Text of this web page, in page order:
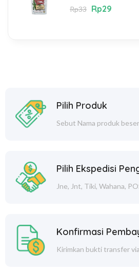
Rp33 Rp29
Pilih Produk
Sebut Nama produk
Pilih Ekspedisi
Jne, Jnt, Tiki, Wahana,
Konfirmasi
Kirimkan bukti transfer